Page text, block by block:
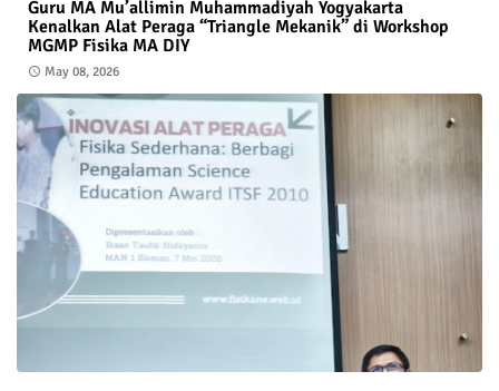
Guru MA Mu’allimin Muhammadiyah Yogyakarta
Kenalkan Alat Peraga “Triangle Mekanik” di Workshop
MGMP Fisika MA DIY
May 08, 2026